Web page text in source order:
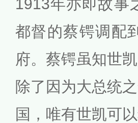
1913年亦即故事
都督的蔡锷调配
府。蔡锷虽知世
除了因为大总统
国，唯有世凯可